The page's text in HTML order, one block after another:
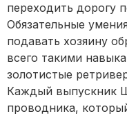
переходить дорогу
Обязательные
подавать хозяину
всего такими
золотистые
Каждый выпускник
проводника,